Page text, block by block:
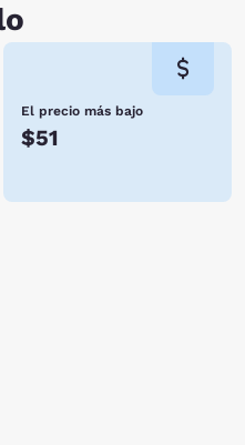
El precio más bajo
$51